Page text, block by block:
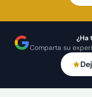
¿Ha
Comparta su